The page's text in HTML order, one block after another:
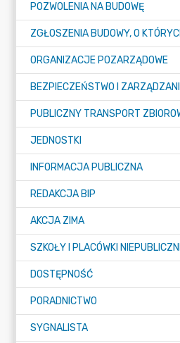
POZWOLENIA NA BUDOWĘ
ORGANIZACJE POZARZĄDOWE
PUBLICZNY TRANSPORT
JEDNOSTKI
INFORMACJA PUBLICZNA
REDAKCJA BIP
AKCJA ZIMA
SZKOŁY I PLACÓWKI
DOSTĘPNOŚĆ
PORADNICTWO
SYGNALISTA